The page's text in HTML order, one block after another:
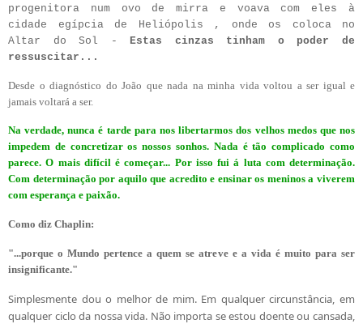
progenitora num ovo de mirra e voava com eles à
cidade egípcia de Heliópolis , onde os coloca no
Altar do Sol -
Estas cinzas tinham o poder de
ressuscitar...
Desde o diagnóstico do João que nada na minha vida voltou a ser igual e
jamais voltará a ser.
Na verdade, nunca é tarde para nos libertarmos dos velhos medos que nos
impedem de concretizar os nossos sonhos. Nada é tão complicado como
parece. O mais difícil é começar... Por isso fui á luta com determinação.
Com determinação por aquilo que acredito e ensinar os meninos a viverem
com esperança e paixão.
Como diz Chaplin:
"...porque o Mundo pertence a quem se atreve e a vida é muito para ser
insignificante."
Simplesmente dou o melhor de mim. Em qualquer circunstância, em
qualquer ciclo da nossa vida. Não importa se estou doente ou cansada,